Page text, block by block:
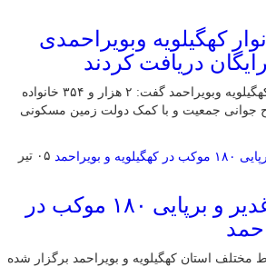
و ۳۵۴خانوار کهگیلویه وبویراحمدی
دریافت کردند
مدیرکل راه و شهرسازی کهگیلویه وبویراحمد گفت: ۲ هزار و ۳۵۴ خانواده
جوانی جمعیت و با کمک دولت زمین مسکونی
۰۵ تیر
میهمانی بزرگ غدیر و برپایی ۱۸۰ موکب در
مختلف استان کهگیلویه و بویراحمد برگزار شده